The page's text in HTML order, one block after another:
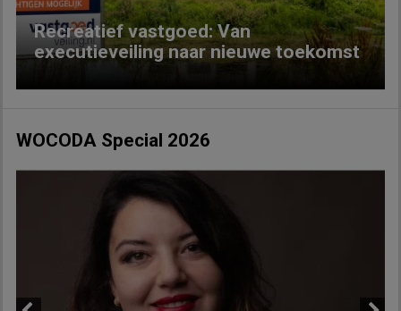
Recreatief vastgoed: Van
executieveiling naar nieuwe toekomst
WOCODA Special 2026